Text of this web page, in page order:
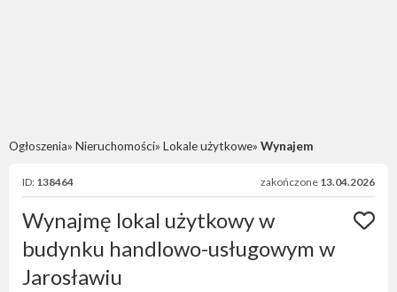
Ogłoszenia Nieruchomości Lokale użytkowe Wynajem
ID: 138464 zakończone 13.04.2026
Wynajmę lokal użytkowy w
budynku handlowo-usługowym w
Jarosławiu